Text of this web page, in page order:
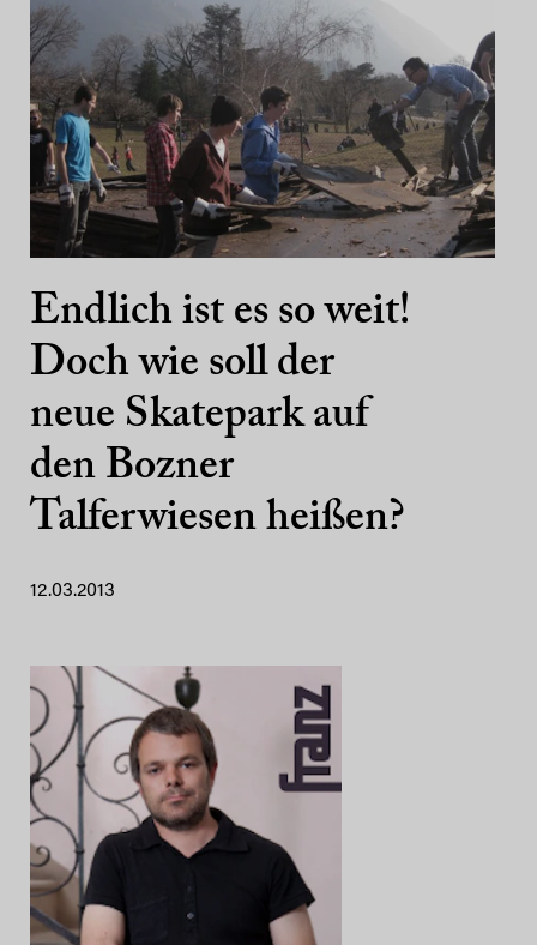
Endlich ist es so weit!
Doch wie soll der
neue Skatepark auf
den Bozner
Talferwiesen heißen?
12.03.2013